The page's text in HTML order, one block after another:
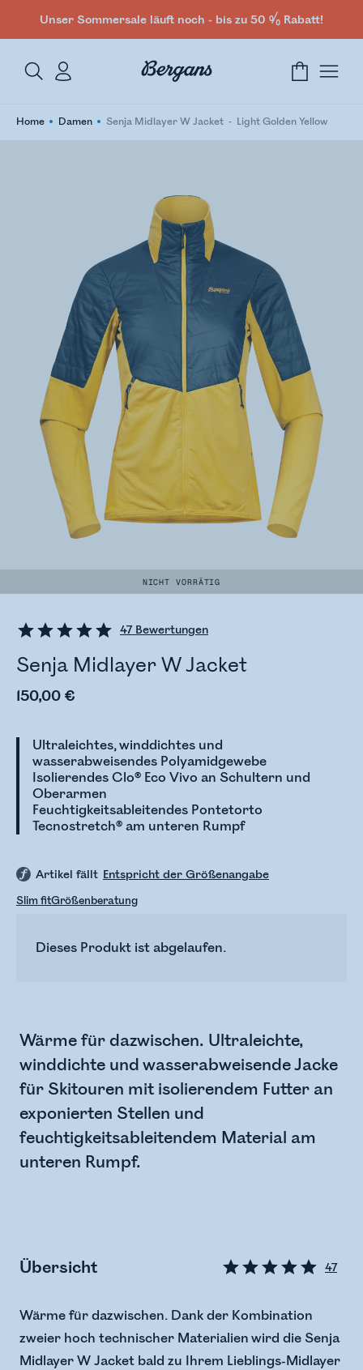
Unser Sommersale läuft noch - bis zu 50 % Rabatt!
Home Damen Senja Midlayer W Jacket Light Golden Yellow
NICHT VORRÄTIG
47Bewertungen
Senja Midlayer W Jacket
150,00 €
Ultraleichtes, winddichtes und
wasserabweisendes Polyamidgewebe
Isolierendes Clo® Eco Vivo an Schultern und
Oberarmen
Feuchtigkeitsableitendes Pontetorto
Tecnostretch® am unteren Rumpf
Artikel fällt Entspricht der Größenangabe
Slim fitGrößenberatung
Dieses Produkt ist abgelaufen.
Wärme für dazwischen. Ultraleichte,
winddichte und wasserabweisende Jacke
für Skitouren mit isolierendem Futter an
exponierten Stellen und
feuchtigkeitsableitendem Material am
unteren Rumpf.
Übersicht 47
Wärme für dazwischen. Dank der Kombination
zweier hoch technischer Materialien wird die Senja
Midlayer W Jacket bald zu Ihrem Lieblings-Midlayer